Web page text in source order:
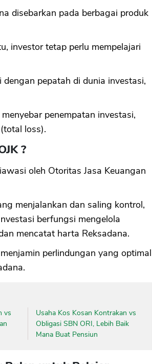
disebarkan pada berbagai produk
investor tetap perlu mempelajari
pepatah di dunia investasi,
penempatan investasi,
loss).
?
oleh Otoritas Jasa Keuangan
menjalankan dan saling kontrol,
berfungsi mengelola
mencatat harta Reksadana.
perlindungan yang optimal
vs
Usaha Kos Kosan Kontrakan vs
Obligasi SBN ORI, Lebih Baik
Mana Buat Pensiun